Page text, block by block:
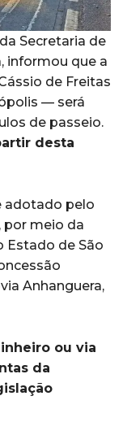
Secretaria de
informou que a
de Freitas
— será
de passeio.
desta
adotado pelo
por meio da
Estado de São
Anhanguera,
ou via
da